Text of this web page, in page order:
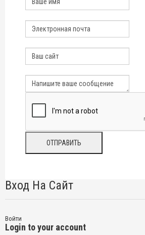
Вход На Сайт
Войти
Login to your account